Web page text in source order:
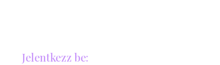
Jelentkezz be: